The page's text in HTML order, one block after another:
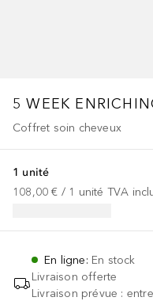
5 WEEK
Coffret soin cheveux
1 unité
108,00 € / 1 unité TVA
En ligne: En stock
Livraison offerte
Livraison prévue :